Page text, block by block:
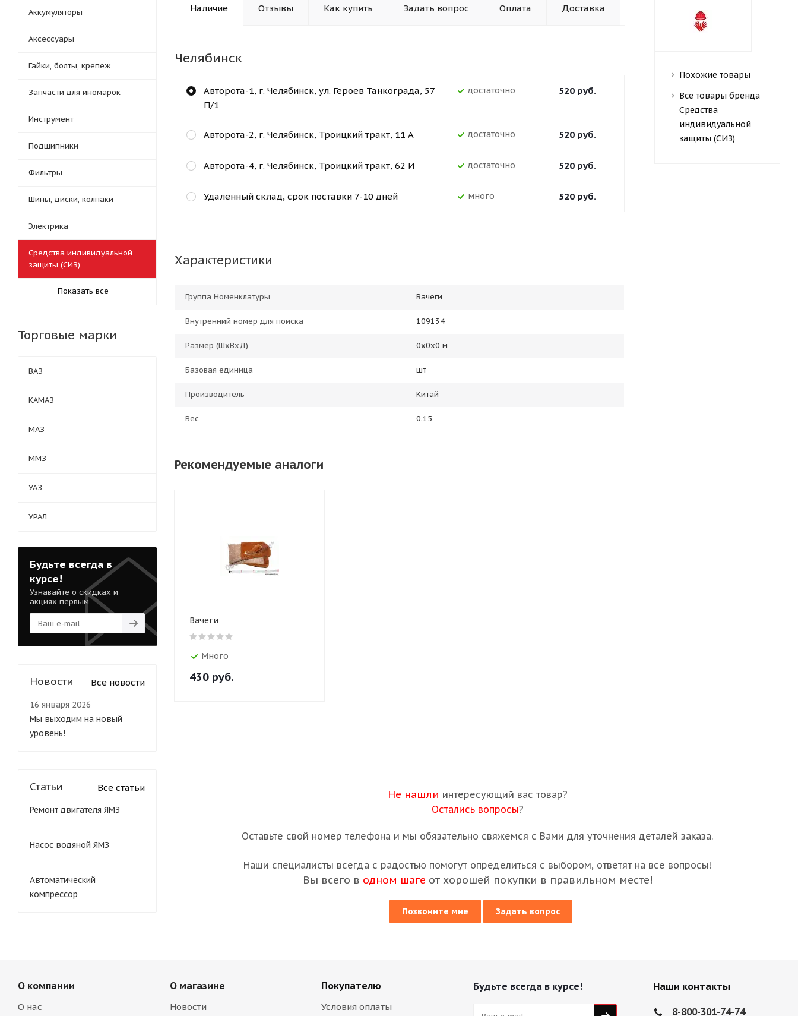
Наличие Отзывы Как купить Задать вопрос Оплата Доставка
Челябинск
Достаточно 520руб.
Авторота-1, г. Челябинск, ул. Героев Танкограда, 57
П/1
Достаточно 520руб.
Авторота-2, г. Челябинск, Троицкий тракт, 11 А
Достаточно 520руб.
Авторота-4, г. Челябинск, Троицкий тракт, 62 И
Много 520руб.
Удаленный склад, срок поставки 7-10 дней
Характеристики
Группа Номенклатуры Вачеги
Внутренний номер для поиска 109134
Размер (ШхВхД) 0х0х0 м
Базовая единица шт
Производитель Китай
Вес 0.15
Рекомендуемые аналоги
Вачеги
Много
430 руб.
Похожие товары
Все товары бренда
Средства
индивидуальной
защиты (СИЗ)
Не нашли интересующий вас товар?
Остались вопросы?
Оставьте свой номер телефона и мы обязательно свяжемся с Вами для уточнения деталей заказа.
Наши специалисты всегда с радостью помогут определиться с выбором, ответят на все вопросы!
Вы всего в одном шаге от хорошей покупки в правильном месте!
Позвоните мне Задать вопрос
Аккумуляторы
Аксессуары
Гайки, болты, крепеж
Запчасти для иномарок
Инструмент
Подшипники
Фильтры
Шины, диски, колпаки
Электрика
Средства индивидуальной
защиты (СИЗ)
Показать все
Торговые марки
ВАЗ
КАМАЗ
МАЗ
ММЗ
УАЗ
УРАЛ
Будьте всегда в
курсе!
Узнавайте о скидках и
акциях первым
Новости Все новости
16 января 2026
Мы выходим на новый
уровень!
Статьи Все статьи
Ремонт двигателя ЯМЗ
Насос водяной ЯМЗ
Автоматический
компрессор
О компании
О нас
О магазине
Новости
Покупателю
Условия оплаты
Будьте всегда в курсе! Наши контакты
8-800-301-74-74